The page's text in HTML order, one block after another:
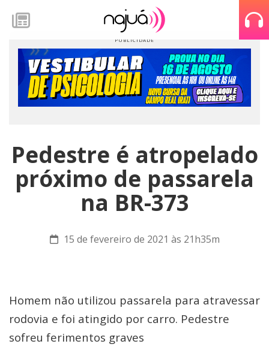
Pedestre é atropelado
próximo de passarela
na BR-373
15 de fevereiro de 2021 às 21h35m
Homem não utilizou passarela para atravessar
rodovia e foi atingido por carro. Pedestre
sofreu ferimentos graves